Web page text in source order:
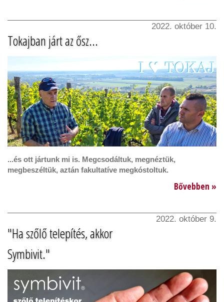
2022. október 10.
Tokajban járt az ősz...
...és ott jártunk mi is. Megcsodáltuk, megnéztük,
megbeszéltük, aztán fakultatíve megkóstoltuk.
Bővebben »
2022. október 9.
"Ha szőlő telepítés, akkor
Symbivit."